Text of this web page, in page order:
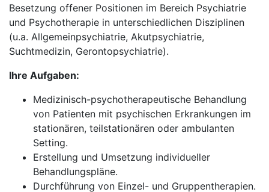
Besetzung offener Positionen im Bereich Psychiatrie
und Psychotherapie in unterschiedlichen Disziplinen
(u.a. Allgemeinpsychiatrie, Akutpsychiatrie,
Suchtmedizin, Gerontopsychiatrie).
Ihre Aufgaben:
Medizinisch-psychotherapeutische Behandlung
von Patienten mit psychischen Erkrankungen im
stationären, teilstationären oder ambulanten
Setting.
Erstellung und Umsetzung individueller
Behandlungspläne.
Durchführung von Einzel- und Gruppentherapien.